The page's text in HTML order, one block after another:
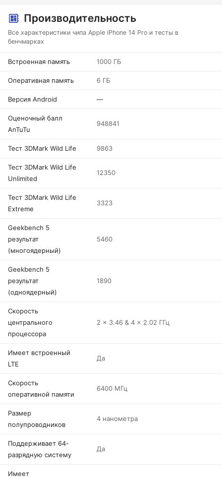
Производительность
Все характеристики чипа Apple iPhone 14 Pro и тесты в
бенчмарках
Встроенная память 1000 ГБ
Оперативная память 6 ГБ
Версия Android —
Оценочный балл
AnTuTu
948841
Тест 3DMark Wild Life 9863
Тест 3DMark Wild Life
Unlimited
12350
Тест 3DMark Wild Life
Extreme
3323
Geekbench 5
результат
(многоядерный)
5460
Geekbench 5
результат
(одноядерный)
1890
Скорость
центрального
процессора
2 x 3.46 & 4 x 2.02 ГГц
Имеет встроенный
LTE
Да
Скорость
оперативной памяти
6400 МГц
Размер
полупроводников
4 нанометра
Поддерживает 64-
разрядную систему
Да
Имеет